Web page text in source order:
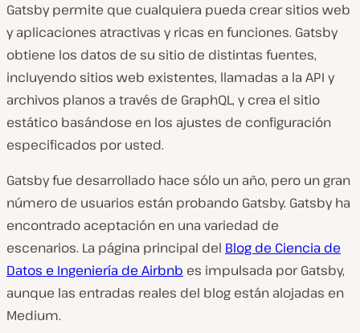
Gatsby permite que cualquiera pueda crear sitios web
y aplicaciones atractivas y ricas en funciones. Gatsby
obtiene los datos de su sitio de distintas fuentes,
incluyendo sitios web existentes, llamadas a la API y
archivos planos a través de GraphQL, y crea el sitio
estático basándose en los ajustes de configuración
especificados por usted.
Gatsby fue desarrollado hace sólo un año, pero un gran
número de usuarios están probando Gatsby. Gatsby ha
encontrado aceptación en una variedad de
escenarios. La página principal del Blog de Ciencia de
Datos e Ingeniería de Airbnb es impulsada por Gatsby,
aunque las entradas reales del blog están alojadas en
Medium.